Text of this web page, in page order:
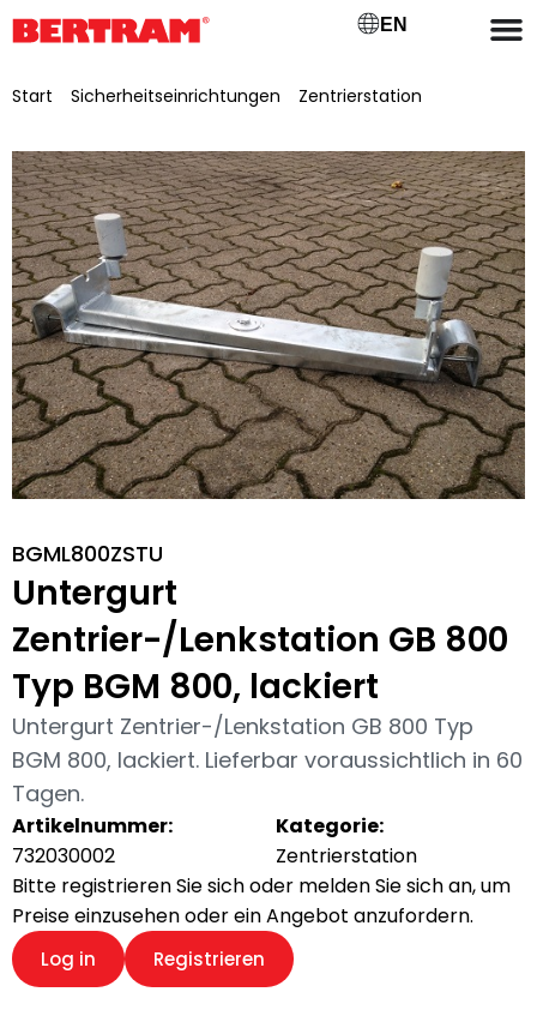
EN
Start Sicherheitseinrichtungen Zentrierstation
BGML800ZSTU
Untergurt
Zentrier-/Lenkstation GB 800
Typ BGM 800, lackiert
Untergurt Zentrier-/Lenkstation GB 800 Typ
BGM 800, lackiert. Lieferbar voraussichtlich in 60
Tagen.
Artikelnummer:
732030002
Kategorie:
Zentrierstation
Bitte registrieren Sie sich oder melden Sie sich an, um
Preise einzusehen oder ein Angebot anzufordern.
Log in Registrieren